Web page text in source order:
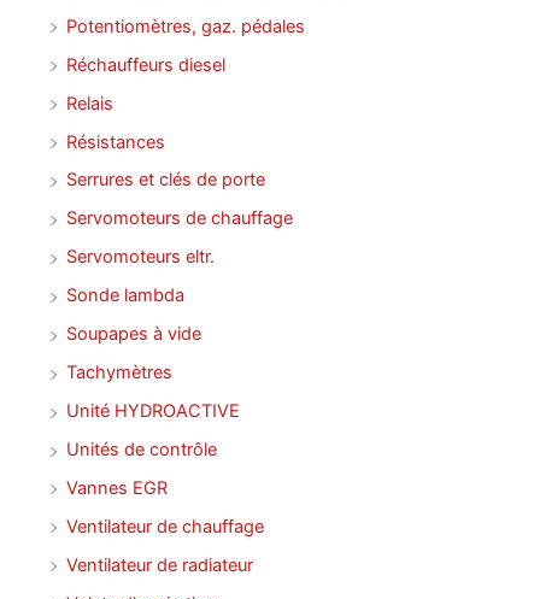
Potentiomètres, gaz. pédales
Réchauffeurs diesel
Relais
Résistances
Serrures et clés de porte
Servomoteurs de chauffage
Servomoteurs eltr.
Sonde lambda
Soupapes à vide
Tachymètres
Unité HYDROACTIVE
Unités de contrôle
Vannes EGR
Ventilateur de chauffage
Ventilateur de radiateur